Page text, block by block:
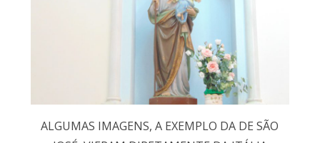
ALGUMAS IMAGENS, A EXEMPLO DA DE SÃO